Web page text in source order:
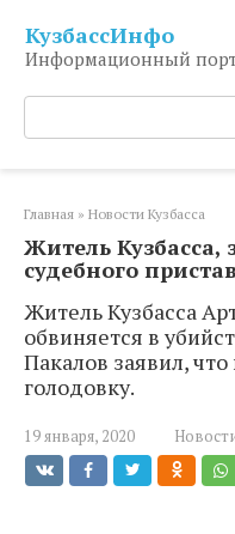
контенту
КузбассИнфо
Информационный
Поиск:
Главная » Новости Кузбасса
Житель Кузбасса,
судебного
Житель Кузбасса
обвиняется в
Пакалов заявил,
голодовку.
19 января, 2020